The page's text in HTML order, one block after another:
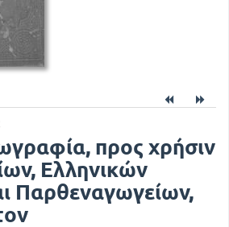
προς χρήσιν
Ελληνικών
Παρθεναγωγείων,